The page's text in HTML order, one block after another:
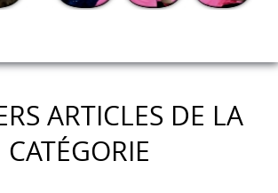
ARTICLES DE LA
CATÉGORIE